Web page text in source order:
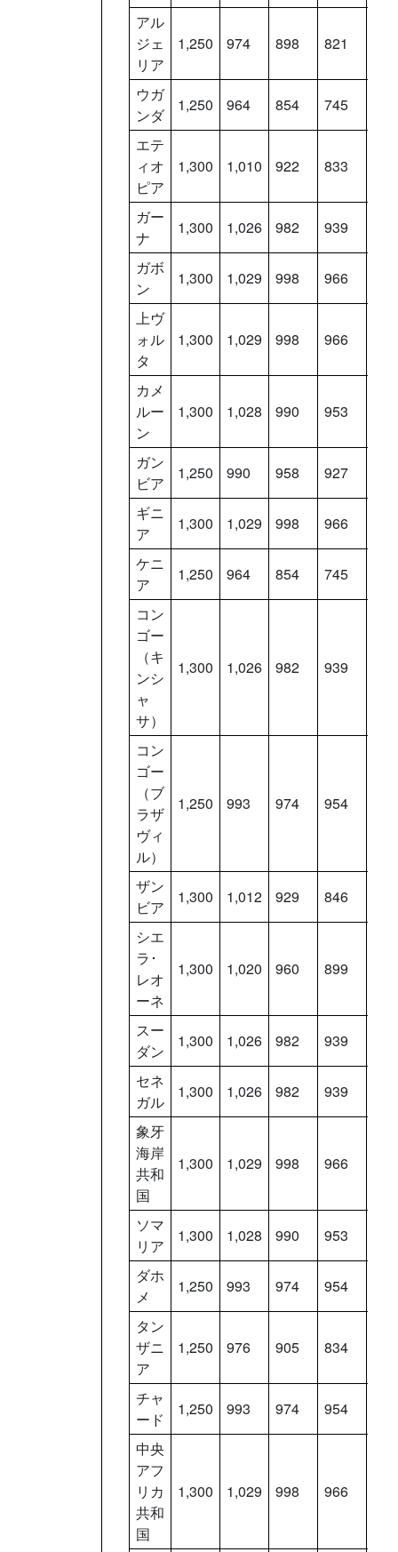
アル
ジェ
リア
1,250 974 898 821
ウガ
ンダ
1,250 964 854 745
エテ
ィオ
ピア
1,300 1,010 922 833
ガー
ナ
1,300 1,026 982 939
ガボ
ン
1,300 1,029 998 966
上ヴ
ォル
タ
1,300 1,029 998 966
カメ
ルー
ン
1,300 1,028 990 953
ガン
ビア
1,250 990 958 927
ギニ
ア
1,300 1,029 998 966
ケニ
ア
1,250 964 854 745
コン
ゴー
（キ
ンシ
ャ
サ）
1,300 1,026 982 939
コン
ゴー
（ブ
ラザ
ヴィ
ル）
1,250 993 974 954
ザン
ビア
1,300 1,012 929 846
シエ
ラ･
レオ
ーネ
1,300 1,020 960 899
スー
ダン
1,300 1,026 982 939
セネ
ガル
1,300 1,026 982 939
象牙
海岸
共和
国
1,300 1,029 998 966
ソマ
リア
1,300 1,028 990 953
ダホ
メ
1,250 993 974 954
タン
ザニ
ア
1,250 976 905 834
チャ
ード
1,250 993 974 954
中央
アフ
リカ
共和
国
1,300 1,029 998 966